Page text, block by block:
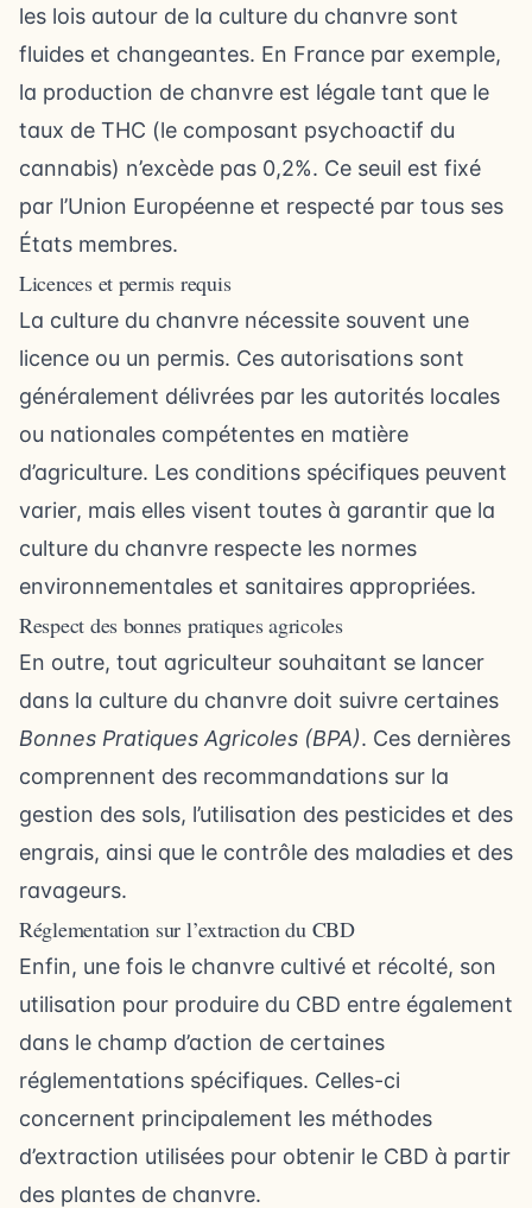
les lois autour de la culture du chanvre sont
fluides et changeantes. En France par exemple,
la production de chanvre est légale tant que le
taux de THC (le composant psychoactif du
cannabis) n’excède pas 0,2%. Ce seuil est fixé
par l’Union Européenne et respecté par tous ses
États membres.
Licences et permis requis
La culture du chanvre nécessite souvent une
licence ou un permis. Ces autorisations sont
généralement délivrées par les autorités locales
ou nationales compétentes en matière
d’agriculture. Les conditions spécifiques peuvent
varier, mais elles visent toutes à garantir que la
culture du chanvre respecte les normes
environnementales et sanitaires appropriées.
Respect des bonnes pratiques agricoles
En outre, tout agriculteur souhaitant se lancer
dans la culture du chanvre doit suivre certaines
Bonnes Pratiques Agricoles (BPA). Ces dernières
comprennent des recommandations sur la
gestion des sols, l’utilisation des pesticides et des
engrais, ainsi que le contrôle des maladies et des
ravageurs.
Réglementation sur l’extraction du CBD
Enfin, une fois le chanvre cultivé et récolté, son
utilisation pour produire du CBD entre également
dans le champ d’action de certaines
réglementations spécifiques. Celles-ci
concernent principalement les méthodes
d’extraction utilisées pour obtenir le CBD à partir
des plantes de chanvre.